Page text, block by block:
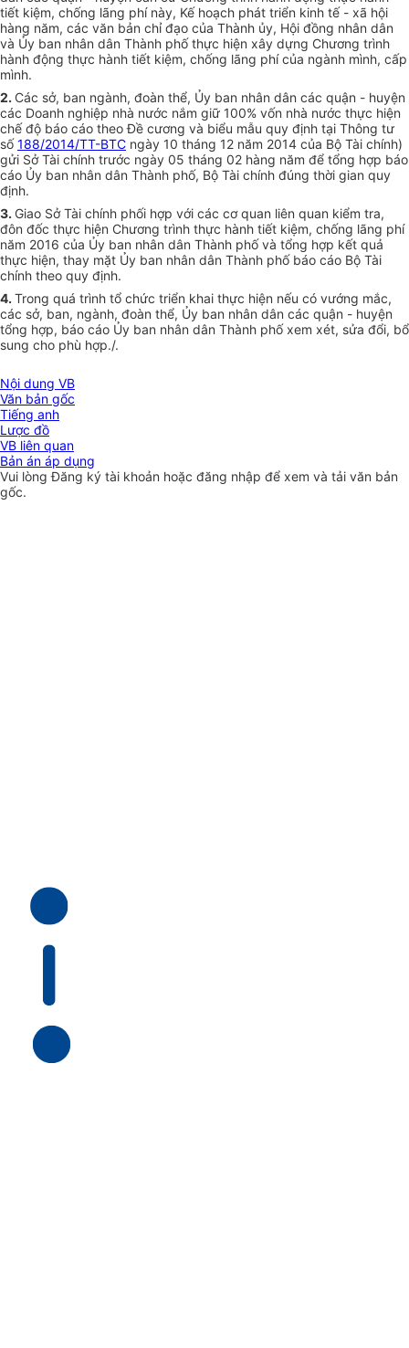
tiết kiệm, chống lãng phí này, Kế hoạch phát triển kinh tế - xã hội
hàng năm, các văn bản chỉ đạo của Thành ủy, Hội đồng nhân dân
và Ủy ban nhân dân Thành phố thực hiện xây dựng Chương trình
hành động thực hành tiết kiệm, chống lãng phí của ngành mình, cấp
mình.
2. Các sở, ban ngành, đoàn thể, Ủy ban nhân dân các quận - huyện
các Doanh nghiệp nhà nước nắm giữ 100% vốn nhà nước thực hiện
chế độ báo cáo theo Đề cương và biểu mẫu quy định tại Thông tư
số188/2014/TT-BTC ngày 10 tháng 12 năm 2014 của Bộ Tài chính)
gửi Sở Tài chính trước ngày 05 tháng 02 hàng năm để tổng hợp báo
cáo Ủy ban nhân dân Thành phố, Bộ Tài chính đúng thời gian quy
định.
3. Giao Sở Tài chính phối hợp với các cơ quan liên quan kiểm tra,
đôn đốc thực hiện Chương trình thực hành tiết kiệm, chống lãng phí
năm 2016 của Ủy ban nhân dân Thành phố và tổng hợp kết quả
thực hiện, thay mặt Ủy ban nhân dân Thành phố báo cáo Bộ Tài
chính theo quy định.
4. Trong quá trình tổ chức triển khai thực hiện nếu có vướng mắc,
các sở, ban, ngành, đoàn thể, Ủy ban nhân dân các quận - huyện
tổng hợp, báo cáo Ủy ban nhân dân Thành phố xem xét, sửa đổi, bổ
sung cho phù hợp./.
Nội dung VB
Văn bản gốc
Tiếng anh
Lược đồ
VB liên quan
Bản án áp dụng
Vui lòngĐăng ký tài khoản hoặc đăng nhập để xem và tải văn bản
gốc.